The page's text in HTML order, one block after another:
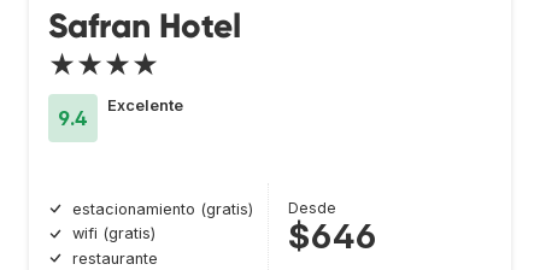
Safran Hotel
★★★★
9.4
Excelente
estacionamiento (gratis)
wifi (gratis)
restaurante
Desde
$646